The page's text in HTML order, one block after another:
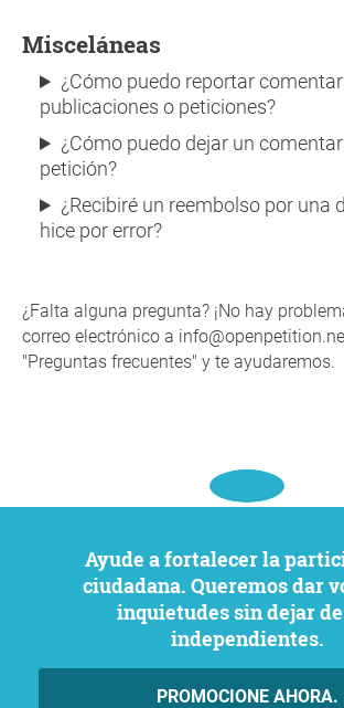
Misceláneas
¿Cómo puedo reportar
publicaciones o peticiones?
¿Cómo puedo dejar un
petición?
¿Recibiré un reembolso por una
hice por error?
¿Falta alguna pregunta? ¡No hay
correo electrónico a
"Preguntas frecuentes" y te ayudaremos.
Ayude a fortalecer la participación
ciudadana. Queremos dar
inquietudes sin dejar
independientes.
PROMOCIONE AHORA.